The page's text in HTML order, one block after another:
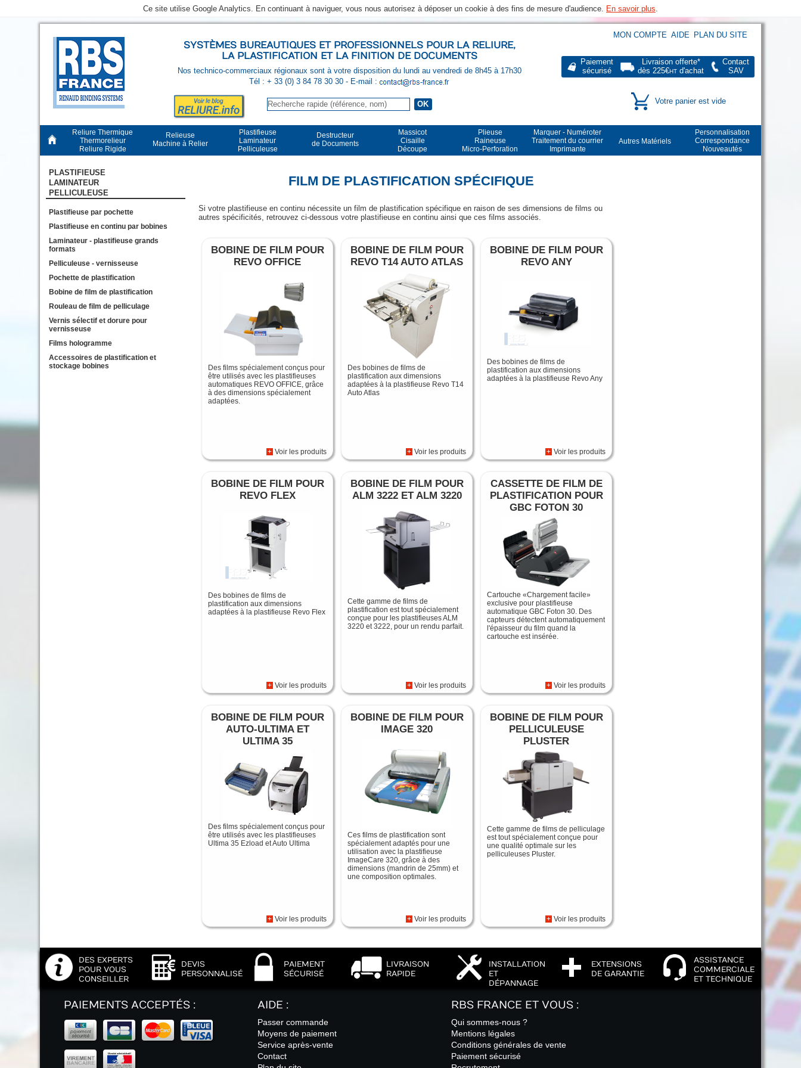
Ce site utilise Google Analytics. En continuant à naviguer, vous nous autorisez à déposer un cookie à des fins de mesure d'audience. En savoir plus
MON COMPTE AIDE PLAN DU SITE
Paiement
sécurisé
Livraison offerte*
dès 225€HT d'achat
Contact
SAV
Votre panier est vide
SYSTÈMES BUREAUTIQUES ET PROFESSIONNELS POUR LA RELIURE,
LA PLASTIFICATION ET LA FINITION DE DOCUMENTS
Nos technico-commerciaux régionaux sont à votre disposition du lundi au vendredi de 8h45 à 17h30
Tél : + 33 (0) 3 84 78 30 30 - E-mail :
Reliure Thermique
Thermorelieur
Reliure Rigide
Relieuse
Machine à Relier
Plastifieuse
Laminateur
Pelliculeuse
Destructeur
de Documents
Massicot
Cisaille
Découpe
Plieuse
Raineuse
Micro-Perforation
Marquer - Numéroter
Traitement du courrier
Imprimante
Autres Matériels
Personnalisation
Correspondance
Nouveautés
PLASTIFIEUSE
LAMINATEUR
PELLICULEUSE
Plastifieuse par pochette
Plastifieuse en continu par bobines
Laminateur - plastifieuse grands
formats
Pelliculeuse - vernisseuse
Pochette de plastification
Bobine de film de plastification
Rouleau de film de pelliculage
Vernis sélectif et dorure pour
vernisseuse
Films hologramme
Accessoires de plastification et
stockage bobines
FILM DE PLASTIFICATION SPÉCIFIQUE
Si votre plastifieuse en continu nécessite un film de plastification spécifique en raison de ses dimensions de films ou
autres spécificités, retrouvez ci-dessous votre plastifieuse en continu ainsi que ces films associés.
BOBINE DE FILM POUR
REVO OFFICE
Des films spécialement conçus pour
être utilisés avec les plastifieuses
automatiques REVO OFFICE, grâce
à des dimensions spécialement
adaptées.
+ Voir les produits
BOBINE DE FILM POUR
REVO T14 AUTO ATLAS
Des bobines de films de
plastification aux dimensions
adaptées à la plastifieuse Revo T14
Auto Atlas
+ Voir les produits
BOBINE DE FILM POUR
REVO ANY
Des bobines de films de
plastification aux dimensions
adaptées à la plastifieuse Revo Any
+ Voir les produits
BOBINE DE FILM POUR
REVO FLEX
Des bobines de films de
plastification aux dimensions
adaptées à la plastifieuse Revo Flex
+ Voir les produits
BOBINE DE FILM POUR
ALM 3222 ET ALM 3220
Cette gamme de films de
plastification est tout spécialement
conçue pour les plastifieuses ALM
3220 et 3222, pour un rendu parfait.
+ Voir les produits
CASSETTE DE FILM DE
PLASTIFICATION POUR
GBC FOTON 30
Cartouche «Chargement facile»
exclusive pour plastifieuse
automatique GBC Foton 30. Des
capteurs détectent automatiquement
l'épaisseur du film quand la
cartouche est insérée.
+ Voir les produits
BOBINE DE FILM POUR
AUTO-ULTIMA ET
ULTIMA 35
Des films spécialement conçus pour
être utilisés avec les plastifieuses
Ultima 35 Ezload et Auto Ultima
+ Voir les produits
BOBINE DE FILM POUR
IMAGE 320
Ces films de plastification sont
spécialement adaptés pour une
utilisation avec la plastifieuse
ImageCare 320, grâce à des
dimensions (mandrin de 25mm) et
une composition optimales.
+ Voir les produits
BOBINE DE FILM POUR
PELLICULEUSE
PLUSTER
Cette gamme de films de pelliculage
est tout spécialement conçue pour
une qualité optimale sur les
pelliculeuses Pluster.
+ Voir les produits
DES EXPERTS
POUR VOUS
CONSEILLER
DEVIS
PERSONNALISÉ
PAIEMENT
SÉCURISÉ
LIVRAISON
RAPIDE
INSTALLATION
ET
DÉPANNAGE
EXTENSIONS
DE GARANTIE
ASSISTANCE
COMMERCIALE
ET TECHNIQUE
PAIEMENTS ACCEPTÉS : AIDE :
Passer commande
Moyens de paiement
Service après-vente
Contact
RBS FRANCE ET VOUS :
Qui sommes-nous ?
Mentions légales
Conditions générales de vente
Paiement sécurisé